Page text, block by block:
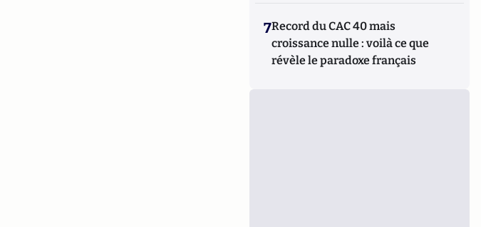
7Record du CAC 40 mais
croissance nulle : voilà ce que
révèle le paradoxe français